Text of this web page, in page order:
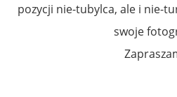
pozycji nie-tubylca, ale i nie-
swoje